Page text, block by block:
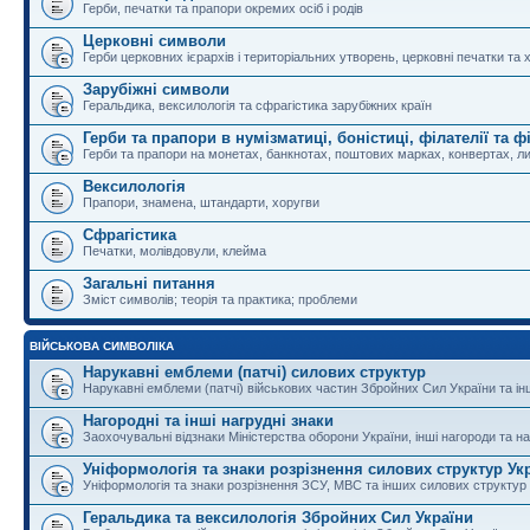
Герби, печатки та прапори окремих осіб і родів
Церковні символи
Герби церковних ієрархів і територіальних утворень, церковні печатки та
Зарубіжні символи
Геральдика, вексилологія та сфрагістика зарубіжних країн
Герби та прапори в нумізматиці, боністиці, філателії та
Герби та прапори на монетах, банкнотах, поштових марках, конвертах,
Вексилологія
Прапори, знамена, штандарти, хоругви
Сфрагістика
Печатки, молівдовули, клейма
Загальні питання
Зміст символів; теорія та практика; проблеми
ВІЙСЬКОВА СИМВОЛІКА
Нарукавні емблеми (патчі) силових структур
Нарукавні емблеми (патчі) військових частин Збройних Сил України та
Нагородні та інші нагрудні знаки
Заохочувальні відзнаки Міністерства оборони України, інші нагороди та
Уніформологія та знаки розрізнення силових структур
Уніформологія та знаки розрізнення ЗСУ, МВС та інших силових структур
Геральдика та вексилологія Збройних Сил України